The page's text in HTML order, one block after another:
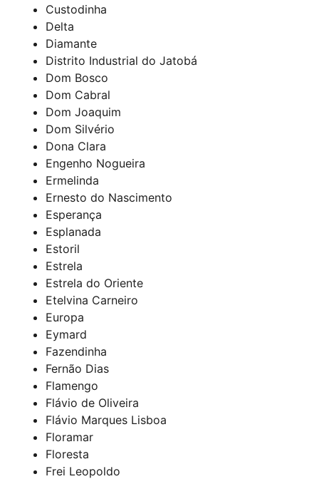
Custodinha
Delta
Diamante
Distrito Industrial do Jatobá
Dom Bosco
Dom Cabral
Dom Joaquim
Dom Silvério
Dona Clara
Engenho Nogueira
Ermelinda
Ernesto do Nascimento
Esperança
Esplanada
Estoril
Estrela
Estrela do Oriente
Etelvina Carneiro
Europa
Eymard
Fazendinha
Fernão Dias
Flamengo
Flávio de Oliveira
Flávio Marques Lisboa
Floramar
Floresta
Frei Leopoldo